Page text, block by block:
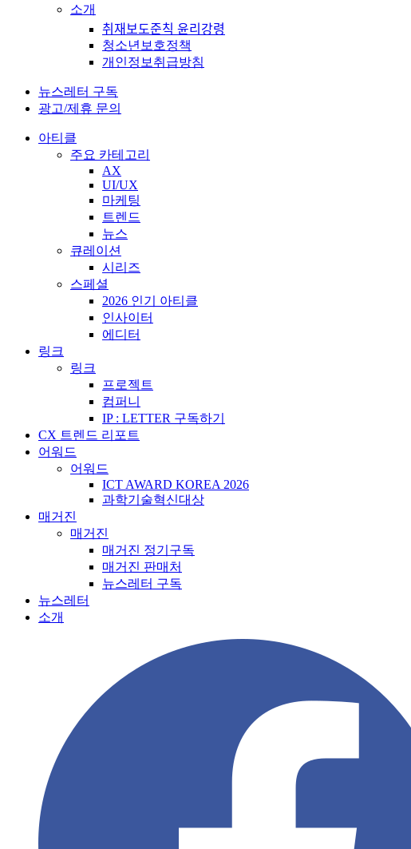
소개
취재보도준칙 윤리강령
청소년보호정책
개인정보취급방침
뉴스레터 구독
광고/제휴 문의
아티클
주요 카테고리
AX
UI/UX
마케팅
트렌드
뉴스
큐레이션
시리즈
스페셜
2026 인기 아티클
인사이터
에디터
링크
링크
프로젝트
컴퍼니
IP : LETTER 구독하기
CX 트렌드 리포트
어워드
어워드
ICT AWARD KOREA 2026
과학기술혁신대상
매거진
매거진
매거진 정기구독
매거진 판매처
뉴스레터 구독
뉴스레터
소개